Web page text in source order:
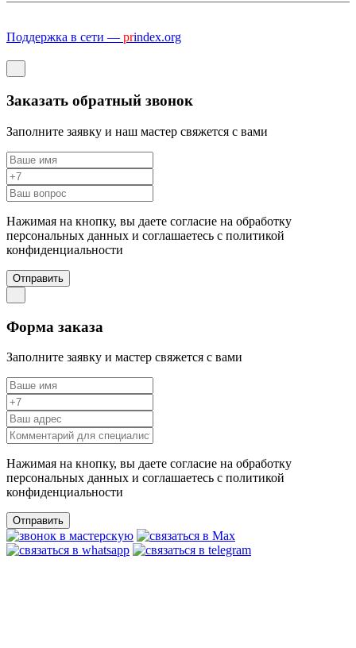
Поддержка в сети — prindex.org
Заказать обратный звонок
Заполните заявку и наш мастер свяжется с вами
Нажимая на кнопку, вы даете согласие на обработку
персональных данных и соглашаетесь c политикой
конфиденциальности
Отправить
Форма заказа
Заполните заявку и мастер свяжется с вами
Нажимая на кнопку, вы даете согласие на обработку
персональных данных и соглашаетесь c политикой
конфиденциальности
Отправить